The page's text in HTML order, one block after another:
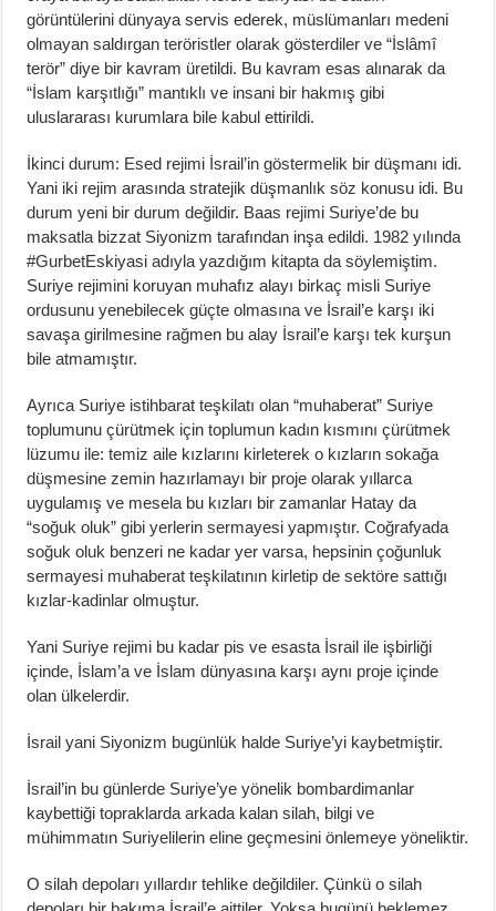
görüntülerini dünyaya servis ederek, müslümanları medeni
olmayan saldırgan teröristler olarak gösterdiler ve “İslâmî
terör” diye bir kavram üretildi. Bu kavram esas alınarak da
“İslam karşıtlığı” mantıklı ve insani bir hakmış gibi
uluslararası kurumlara bile kabul ettirildi.
İkinci durum: Esed rejimi İsrail’in göstermelik bir düşmanı idi.
Yani iki rejim arasında stratejik düşmanlık söz konusu idi. Bu
durum yeni bir durum değildir. Baas rejimi Suriye’de bu
maksatla bizzat Siyonizm tarafından inşa edildi. 1982 yılında
#GurbetEskiyasi adıyla yazdığım kitapta da söylemiştim.
Suriye rejimini koruyan muhafız alayı birkaç misli Suriye
ordusunu yenebilecek güçte olmasına ve İsrail’e karşı iki
savaşa girilmesine rağmen bu alay İsrail’e karşı tek kurşun
bile atmamıştır.
Ayrıca Suriye istihbarat teşkilatı olan “muhaberat” Suriye
toplumunu çürütmek için toplumun kadın kısmını çürütmek
lüzumu ile: temiz aile kızlarını kirleterek o kızların sokağa
düşmesine zemin hazırlamayı bir proje olarak yıllarca
uygulamış ve mesela bu kızları bir zamanlar Hatay da
“soğuk oluk” gibi yerlerin sermayesi yapmıştır. Coğrafyada
soğuk oluk benzeri ne kadar yer varsa, hepsinin çoğunluk
sermayesi muhaberat teşkilatının kirletip de sektöre sattığı
kızlar-kadinlar olmuştur.
Yani Suriye rejimi bu kadar pis ve esasta İsrail ile işbirliği
içinde, İslam’a ve İslam dünyasına karşı aynı proje içinde
olan ülkelerdir.
İsrail yani Siyonizm bugünlük halde Suriye’yi kaybetmiştir.
İsrail’in bu günlerde Suriye’ye yönelik bombardimanlar
kaybettiği topraklarda arkada kalan silah, bilgi ve
mühimmatın Suriyelilerin eline geçmesini önlemeye yöneliktir.
O silah depoları yıllardır tehlike değildiler. Çünkü o silah